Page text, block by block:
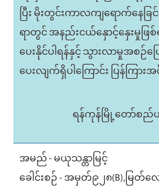
ပြီး မိုးတွင်းကာလကျရောက်နေခြ
ရာတွင် အနည်းငယ်နှောင့်နှေးမှုဖြစ်
ပေးနိုင်ပါရန်နှင့် သွားလာမှုအစဉ်
ပေးလျက်ရှိပါကြောင်း ပြန်ကြား
ရန်ကုန်မြို့တော်စည်
အမည် - မယုသန္တာမြင့်
ခေါင်းစဉ် - အမှတ်၉၂၈(B),မြတ်